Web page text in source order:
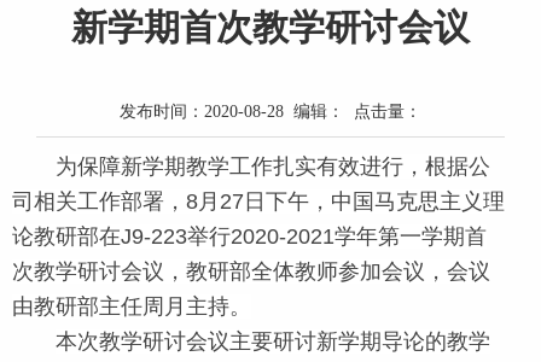
新学期首次教学研讨会议
发布时间：2020-08-28 编辑： 点击量：
为保障新学期教学工作扎实有效进行，根据公
司相关工作部署， 8月27日下午，中国马克思主义理
论教研部在J9-223举行2020-2021学年第一学期首
次教学研讨会议，教研部全体教师参加会议，会议
由教研部主任周月主持。
本次教学研讨会议主要研讨新学期导论的教学